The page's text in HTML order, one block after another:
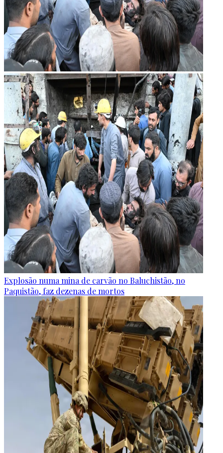
Explosão numa mina de carvão no Baluchistão, no
Paquistão, faz dezenas de mortos